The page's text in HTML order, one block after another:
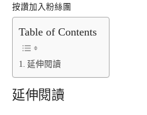
按讚加入粉絲團
Table of Contents
延伸閱讀
延伸閱讀